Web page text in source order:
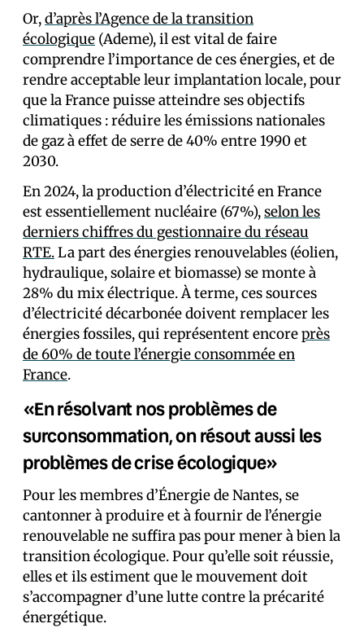
Or,d’après l’Agence de la transition
écologique (Ademe), il est vital de faire
comprendre l’importance de ces énergies, et de
rendre acceptable leur implantation locale, pour
que la France puisse atteindre ses objectifs
climatiques : réduire les émissions nationales
de gaz à effet de serre de 40% entre 1990 et
2030.
En 2024, la production d’électricité en France
est essentiellement nucléaire (67%),selon les
derniers chiffres du gestionnaire du réseau
RTE.La part des énergies renouvelables (éolien,
hydraulique, solaire et biomasse) se monte à
28% du mix électrique. À terme, ces sources
d’électricité décarbonée doivent remplacer les
énergies fossiles, qui représentent encoreprès
de 60% de toute l’énergie consommée en
France.
«En résolvant nos problèmes de
surconsommation, on résout aussi les
problèmes de crise écologique»
Pour les membres d’Énergie de Nantes, se
cantonner à produire et à fournir de l’énergie
renouvelable ne suffira pas pour mener à bien la
transition écologique. Pour qu’elle soit réussie,
elles et ils estiment que le mouvement doit
s’accompagner d’une lutte contre la précarité
énergétique.